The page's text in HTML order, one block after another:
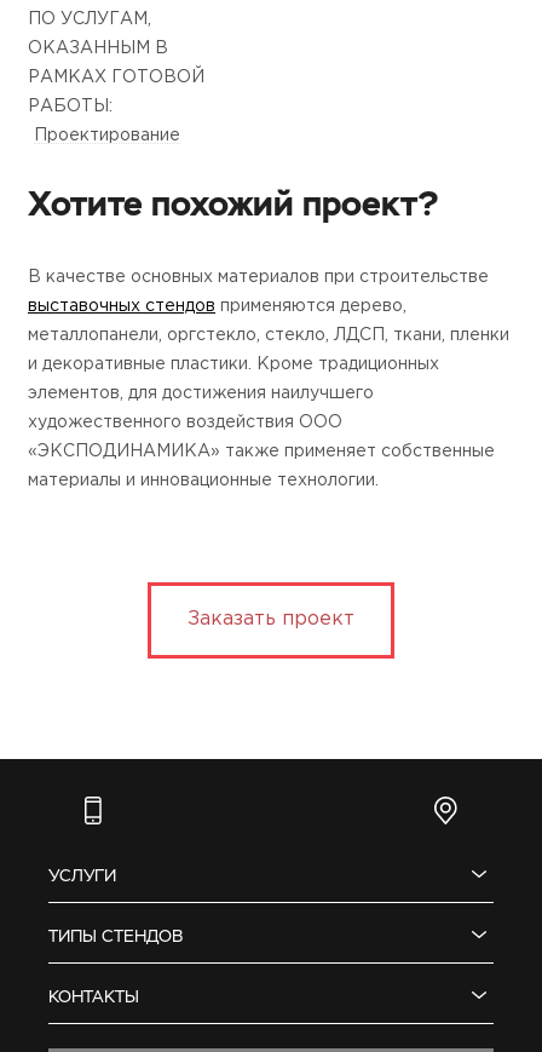
ПО УСЛУГАМ,
ОКАЗАННЫМ В
РАМКАХ ГОТОВОЙ
РАБОТЫ:
Проектирование
Хотите похожий проект?
В качестве основных материалов при строительстве
выставочных стендов применяются дерево,
металлопанели, оргстекло, стекло, ЛДСП, ткани, пленки
и декоративные пластики. Кроме традиционных
элементов, для достижения наилучшего
художественного воздействия ООО
«ЭКСПОДИНАМИКА» также применяет собственные
материалы и инновационные технологии.
Заказать проект
УСЛУГИ
ТИПЫ СТЕНДОВ
КОНТАКТЫ